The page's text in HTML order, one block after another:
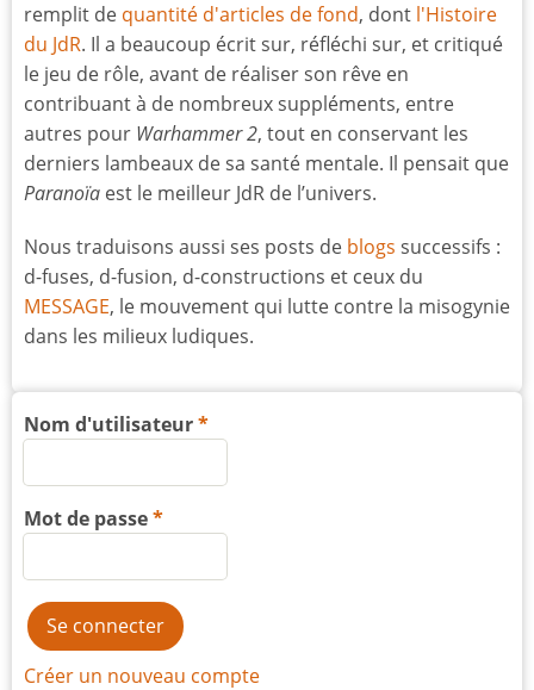
remplit de quantité d'articles de fond, dont l'Histoire
du JdR. Il a beaucoup écrit sur, réfléchi sur, et critiqué
le jeu de rôle, avant de réaliser son rêve en
contribuant à de nombreux suppléments, entre
autres pour Warhammer 2, tout en conservant les
derniers lambeaux de sa santé mentale. Il pensait que
Paranoïa est le meilleur JdR de l’univers.
Nous traduisons aussi ses posts de blogs successifs :
d-fuses, d-fusion, d-constructions et ceux du
MESSAGE, le mouvement qui lutte contre la misogynie
dans les milieux ludiques.
Nom d'utilisateur
Mot de passe
Créer un nouveau compte